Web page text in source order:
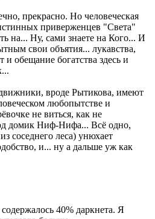
прекрасно. Но человеческая
приверженцев "Света"
на... Ну, сами знаете на Кого... И
свои объятия... лукавства,
и обещание богатства здесь и
вроде Рытикова, имеют
любопытстве и
не виться, как не
домик Ниф-Нифа... Всё одно,
соседнего леса) унюхает
и... ну а дальше уж как
40% даркнета. Я